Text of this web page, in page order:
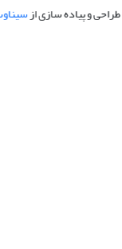
طراحی و پیاده سازی از